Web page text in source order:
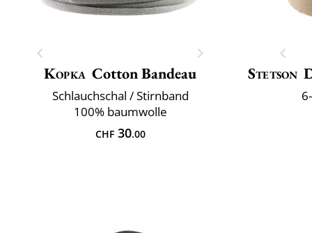
Kopka Cotton Bandeau
Schlauchschal / Stirnband
100% baumwolle
CHF30.00
Stetson